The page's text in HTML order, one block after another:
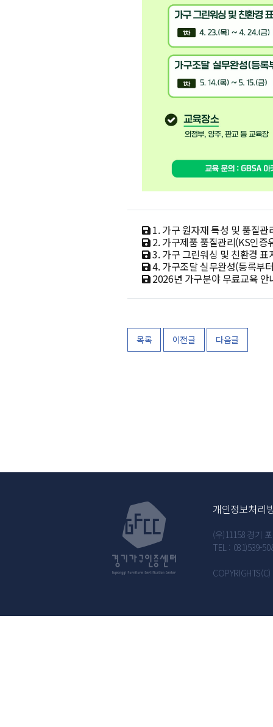
1. 가구 원자재 특성 및 품질관
2. 가구제품 품질관리(KS인증
3. 가구 그린워싱 및 친환경
4. 가구조달 실무완성(등록부
2026년 가구분야 무료교육 안
목록 이전글 다음글
개인정보처리
(우)11158 경기
TEL : 031)539-